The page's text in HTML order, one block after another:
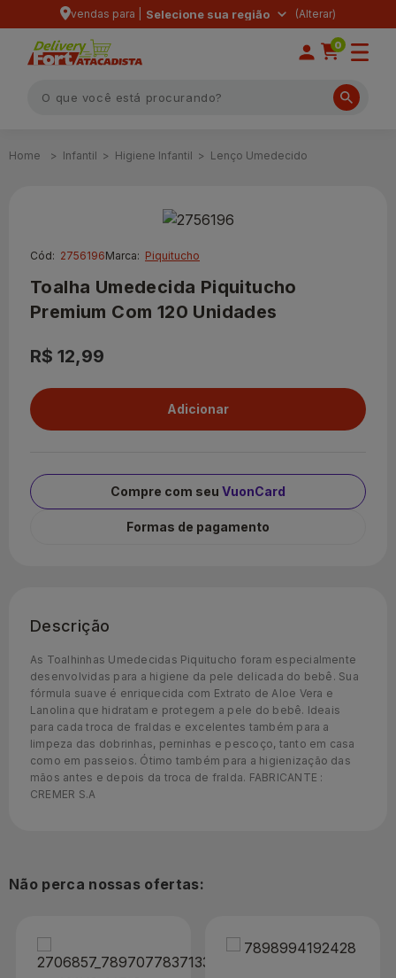
vendas para | Selecione sua região
0
Infantil Higiene Infantil Lenço Umedecido
Cód: 2756196Marca: Piquitucho
Toalha Umedecida Piquitucho
Premium Com 120 Unidades
R$ 12,99
Compre com seu VuonCard
Formas de pagamento
Descrição
As Toalhinhas Umedecidas Piquitucho foram especialmente
desenvolvidas para a higiene da pele delicada do bebê. Sua
fórmula suave é enriquecida com Extrato de Aloe Vera e
Lanolina que hidratam e protegem a pele do bebê. Ideais
para cada troca de fraldas e excelentes também para a
limpeza das dobrinhas, perninhas e pescoço, tanto em casa
como em passeios. Ótimo também para a higienização das
mãos antes e depois da troca de fralda. FABRICANTE :
CREMER S.A
Não perca nossas ofertas: